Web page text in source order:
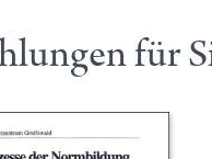
für